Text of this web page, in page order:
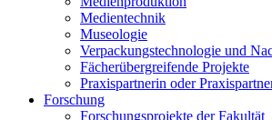
Medientechnik
Museologie
Verpackungstechnologie und
Fächerübergreifende Projekte
Praxispartnerin oder
Forschung
Forschungsprojekte der Fakultät